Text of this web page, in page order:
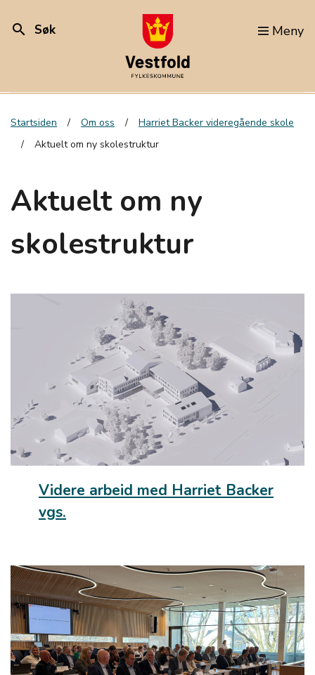
search Søk Meny
Startsiden Om oss
Harriet Backer videregående skole
Aktuelt om ny skolestruktur
Aktuelt om ny
skolestruktur
Videre arbeid med Harriet Backer
vgs.